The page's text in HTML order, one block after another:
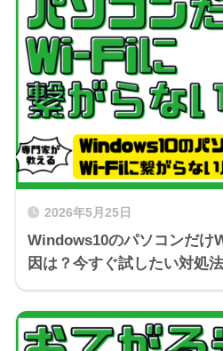
2026年5月25日
Windows10のパソコンだけ
因は？今すぐ試したい対処